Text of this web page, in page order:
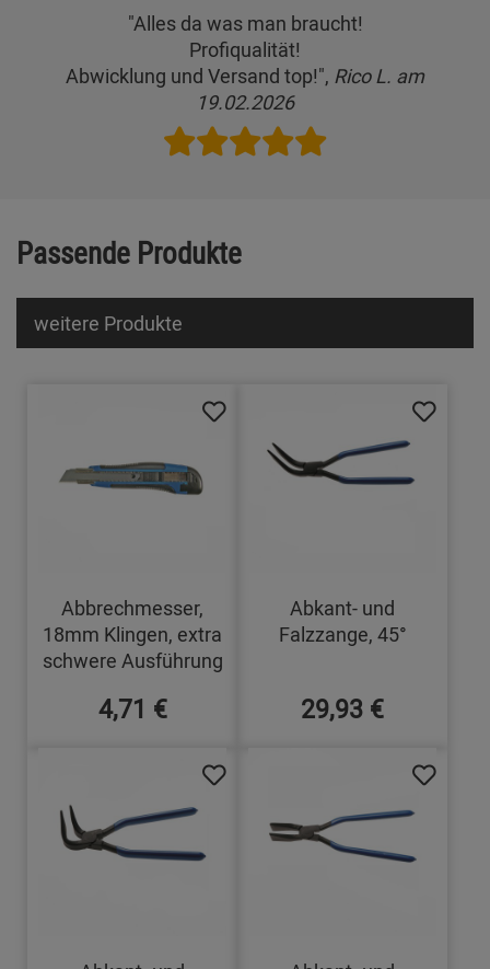
"Alles da was man braucht!
Profiqualität!
Abwicklung und Versand top!", Rico L. am
19.02.2026
Passende Produkte
weitere Produkte
Abbrechmesser,
18mm Klingen, extra
schwere Ausführung
4,71 €
Abkant- und
Falzzange, 45°
29,93 €